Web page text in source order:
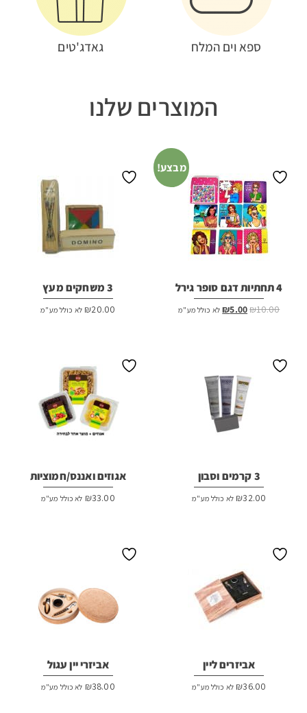
ספא וים המלח גאדג'טים
המוצרים שלנו
מבצע!
4 תחתיות דגם סופר גירל
₪10.00
המחיר
₪5.00 המחיר
לא כולל מע"מ
3 משחקים מעץ
₪20.00 לא כולל מע"מ
3 קרמים וסבון
₪32.00 לא כולל מע"מ
אגוזים ואננס/חמוציות
₪33.00 לא כולל מע"מ
אביזרים ליין
₪36.00 לא כולל מע"מ
אביזרי יין עגול
₪38.00 לא כולל מע"מ